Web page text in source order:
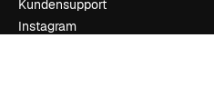
Kundensupport
Instagram